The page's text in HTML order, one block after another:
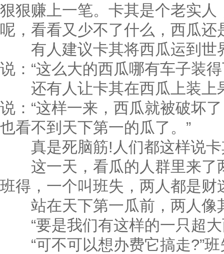
狠狠赚上一笔。卡其是个老实人
呢，看看又少不了什么，西瓜还
有人建议卡其将西瓜运到世
说：“这么大的西瓜哪有车子装
还有人让卡其在西瓜上装上
说：“这样一来，西瓜就被破坏
也看不到天下第一的瓜了。”
真是死脑筋!人们都这样说卡
这一天，看瓜的人群里来了
班得，一个叫班失，两人都是
站在天下第一瓜前，两人像
“要是我们有这样的一只超大
“可不可以想办费它搞走?”班